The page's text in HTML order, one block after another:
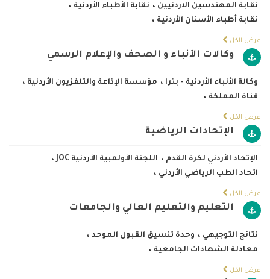
نقابة المهندسين الاردنيين ، نقابة الأطباء الأردنية ،
نقابة أطباء الأسنان الأردنية ،
عرض الكل
وكالات الأنباء و الصحف والإعلام الرسمي
وكالة الأنباء الأردنية - بترا ، مؤسسة الإذاعة والتلفزيون الأردنية ،
قناة المملكة ،
عرض الكل
الإتحادات الرياضية
الإتحاد الأردني لكرة القدم ، اللجنة الأولمبية الأردنية JOC
،
اتحاد الطب الرياضي الأردني ،
عرض الكل
التعليم والتعليم العالي والجامعات
نتائج التوجيهي ، وحدة تنسيق القبول الموحد ،
معادلة الشهادات الجامعية ،
عرض الكل